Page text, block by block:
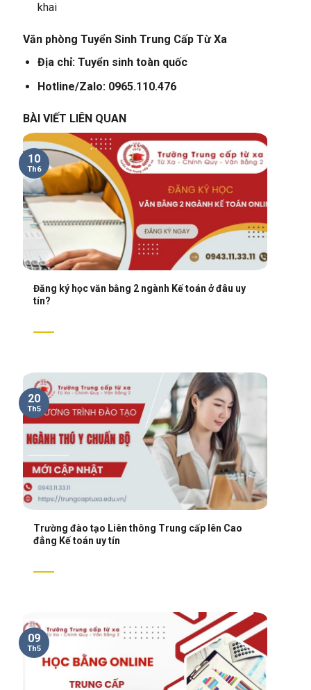
khai
Văn phòng Tuyển Sinh Trung Cấp Từ Xa
Địa chỉ: Tuyển sinh toàn quốc
Hotline/Zalo: 0965.110.476
BÀI VIẾT LIÊN QUAN
Đăng ký học văn bằng 2 ngành Kế toán ở đâu uy
tín?
10
Th6
Trường đào tạo Liên thông Trung cấp lên Cao
đẳng Kế toán uy tín
20
Th5
09
Th5